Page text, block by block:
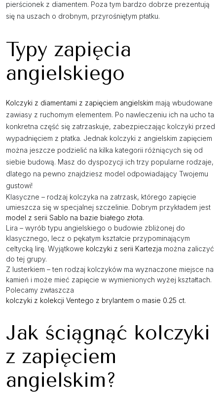
pierścionek z diamentem. Poza tym bardzo dobrze prezentują
się na uszach o drobnym, przyrośniętym płatku.
Typy zapięcia
angielskiego
Kolczyki z diamentami z zapięciem angielskim mają wbudowane
zawiasy z ruchomym elementem. Po nawleczeniu ich na ucho ta
konkretna część się zatrzaskuje, zabezpieczając kolczyki przed
wypadnięciem z płatka. Jednak kolczyki z angielskim zapięciem
można jeszcze podzielić na kilka kategorii różniących się od
siebie budową. Masz do dyspozycji ich trzy popularne rodzaje,
dlatego na pewno znajdziesz model odpowiadający Twojemu
gustowi!
Klasyczne – rodzaj kolczyka na zatrzask, którego zapięcie
umieszcza się w specjalnej szczelinie. Dobrym przykładem jest
model z serii Sablo na bazie białego złota.
Lira – wyrób typu angielskiego o budowie zbliżonej do
klasycznego, lecz o pękatym kształcie przypominającym
celtycką lirę. Wyjątkowe kolczyki z serii Kartezja można zaliczyć
do tej grupy.
Z lusterkiem – ten rodzaj kolczyków ma wyznaczone miejsce na
kamień i może mieć zapięcie w wymienionych wyżej kształtach.
Polecamy zwłaszcza
kolczyki z kolekcji Ventego z brylantem o masie 0.25 ct.
Jak ściągnąć kolczyki
z zapięciem
angielskim?